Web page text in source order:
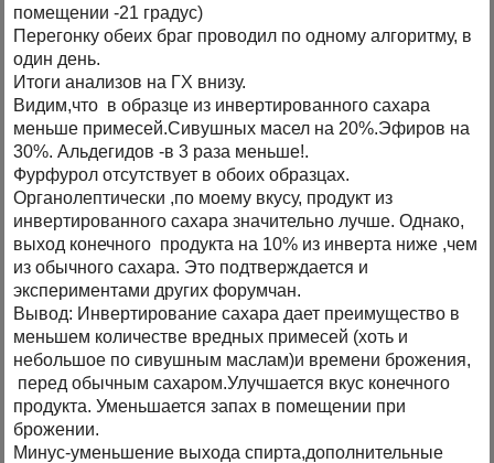
помещении -21 градус)
Перегонку обеих браг проводил по одному алгоритму, в
один день.
Итоги анализов на ГХ внизу.
Видим,что в образце из инвертированного сахара
меньше примесей.Сивушных масел на 20%.Эфиров на
30%. Альдегидов -в 3 раза меньше!.
Фурфурол отсутствует в обоих образцах.
Органолептически ,по моему вкусу, продукт из
инвертированного сахара значительно лучше. Однако,
выход конечного продукта на 10% из инверта ниже ,чем
из обычного сахара. Это подтверждается и
экспериментами других форумчан.
Вывод: Инвертирование сахара дает преимущество в
меньшем количестве вредных примесей (хоть и
небольшое по сивушным маслам)и времени брожения,
перед обычным сахаром.Улучшается вкус конечного
продукта. Уменьшается запах в помещении при
брожении.
Минус-уменьшение выхода спирта,дополнительные